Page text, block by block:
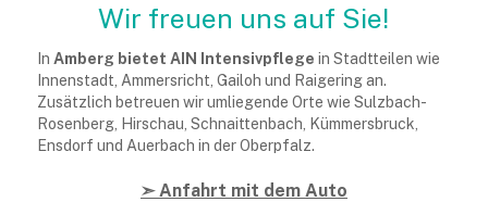
Wir freuen uns auf Sie!
In Amberg bietet AIN Intensivpflege in Stadtteilen wie
Innenstadt, Ammersricht, Gailoh und Raigering an.
Zusätzlich betreuen wir umliegende Orte wie Sulzbach-
Rosenberg, Hirschau, Schnaittenbach, Kümmersbruck,
Ensdorf und Auerbach in der Oberpfalz.
➣ Anfahrt mit dem Auto